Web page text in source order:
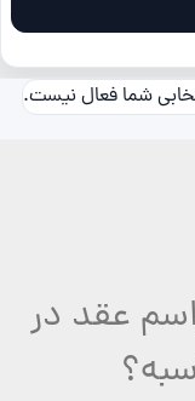
شما فعال نیست.
عقد در